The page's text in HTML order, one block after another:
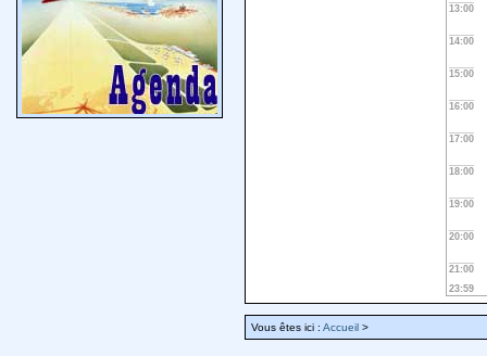
13:00
14:00
15:00
16:00
17:00
18:00
19:00
20:00
21:00
23:59
Vous êtes ici : Accueil >